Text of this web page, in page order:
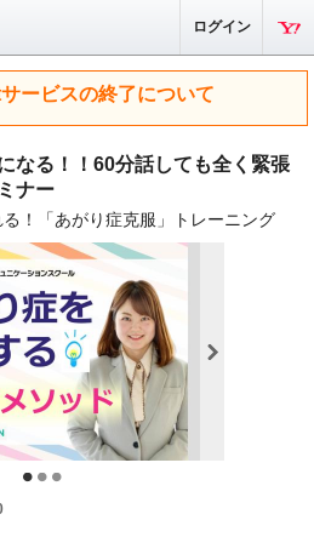
ログイン
ービスの終了について
なる！！60分話しても全く緊張
ナー
！「あがり症克服」トレーニング